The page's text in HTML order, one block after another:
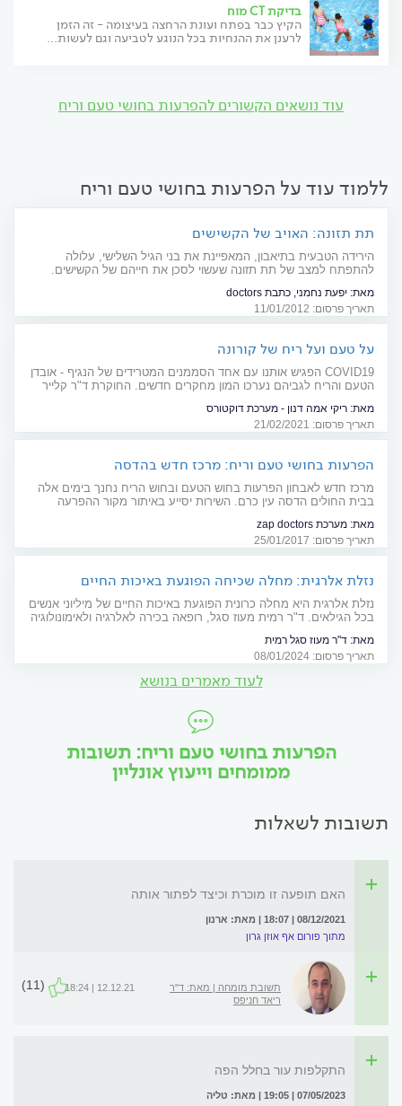
בדיקת CT מוח
הקיץ כבר בפתח ועונת הרחצה בעיצומה - זה הזמן
לרענן את ההנחיות בכל הנוגע לטביעה וגם לעשות...
עוד נושאים הקשורים להפרעות בחושי טעם וריח
ללמוד עוד על הפרעות בחושי טעם וריח
תת תזונה: האויב של הקשישים
הירידה הטבעית בתיאבון, המאפיינת את בני הגיל השלישי, עלולה
להתפתח למצב של תת תזונה שעשוי לסכן את חייהם של הקשישים.
מאת: יפעת נחמני, כתבת doctors
תאריך פרסום: 11/01/2012
על טעם ועל ריח של קורונה
COVID19 הפגיש אותנו עם אחד הסממנים המטרידים של הנגיף - אובדן
הטעם והריח לגביהם נערכו המון מחקרים חדשים. החוקרת ד"ר קלייר
ההרחה ולפגוע בהם"
מאת: ריקי אמה דנון - מערכת דוקטורס
תאריך פרסום: 21/02/2021
הפרעות בחושי טעם וריח: מרכז חדש בהדסה
מרכז חדש לאבחון הפרעות בחוש הטעם ובחוש הריח נחנך בימים אלה
בבית החולים הדסה עין כרם. השירות יסייע באיתור מקור ההפרעה
מאת: מערכת zap doctors
תאריך פרסום: 25/01/2017
נזלת אלרגית: מחלה שכיחה הפוגעת באיכות החיים
נזלת אלרגית היא מחלה כרונית הפוגעת באיכות החיים של מיליוני אנשים
בכל הגילאים. ד"ר רמית מעוז סגל, רופאה בכירה לאלרגיה ולאימונולוגיה
מאת: ד"ר מעוז סגל רמית
תאריך פרסום: 08/01/2024
לעוד מאמרים בנושא
הפרעות בחושי טעם וריח: תשובות
ממומחים וייעוץ אונליין
תשובות לשאלות
האם תופעה זו מוכרת וכיצד לפתור אותה
08/12/2021 | 18:07 | מאת: ארנון
מתוך פורום אף אוזן גרון
תשובת מומחה | מאת: ד"ר
ריאד חניפס
12.12.21 | 18:24
(11)
התקלפות עור בחלל הפה
07/05/2023 | 19:05 | מאת: טליה